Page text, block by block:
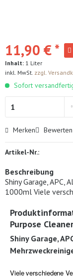
11,90 € *
Inhalt: 1 Liter
inkl. MwSt. zzgl.
Sofort
Merken Bewerten
Artikel-Nr.:
Beschreibung
Shiny Garage, APC,
1000ml Viele
Purpose
Shiny Garage,
Viele verschiedene